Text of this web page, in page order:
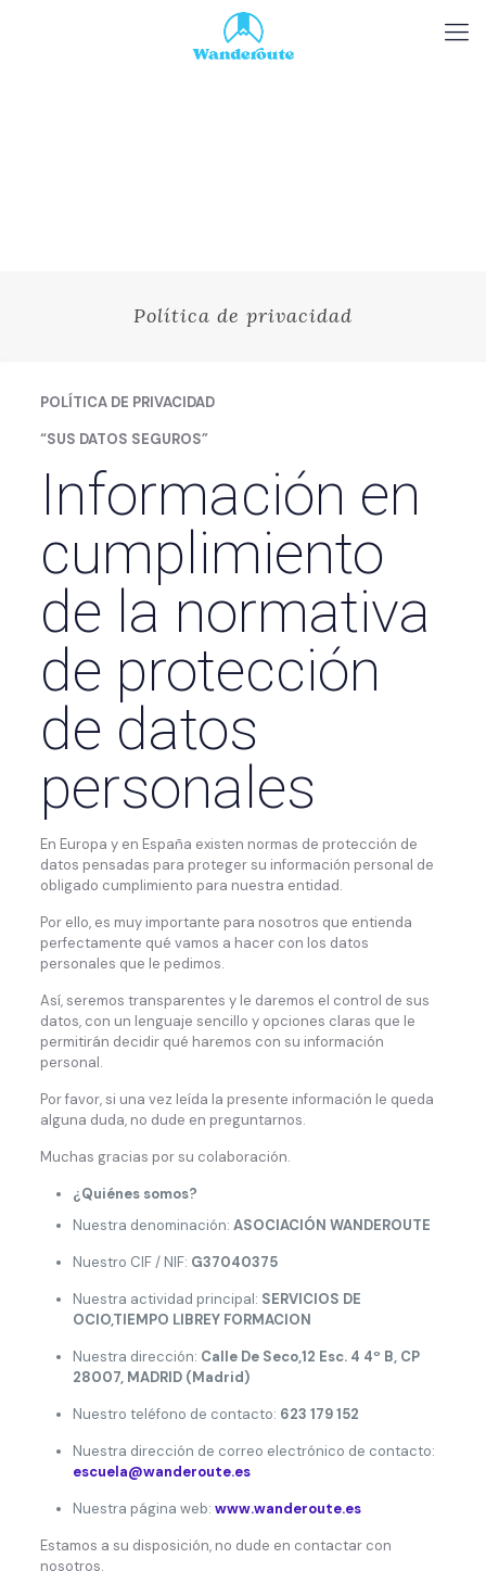
Política de privacidad
POLÍTICA DE PRIVACIDAD
“SUS DATOS SEGUROS”
Información en
cumplimiento
de la normativa
de protección
de datos
personales
En Europa y en España existen normas de protección de
datos pensadas para proteger su información personal de
obligado cumplimiento para nuestra entidad.
Por ello, es muy importante para nosotros que entienda
perfectamente qué vamos a hacer con los datos
personales que le pedimos.
Así, seremos transparentes y le daremos el control de sus
datos, con un lenguaje sencillo y opciones claras que le
permitirán decidir qué haremos con su información
personal.
Por favor, si una vez leída la presente información le queda
alguna duda, no dude en preguntarnos.
Muchas gracias por su colaboración.
¿Quiénes somos?
Nuestra denominación: ASOCIACIÓN WANDEROUTE
Nuestro CIF / NIF: G37040375
Nuestra actividad principal: SERVICIOS DE
OCIO,TIEMPO LIBREY FORMACION
Nuestra dirección: Calle De Seco,12 Esc. 4 4º B, CP
28007, MADRID (Madrid)
Nuestro teléfono de contacto: 623 179 152
Nuestra dirección de correo electrónico de contacto:
escuela@wanderoute.es
Nuestra página web: www.wanderoute.es
Estamos a su disposición, no dude en contactar con
nosotros.